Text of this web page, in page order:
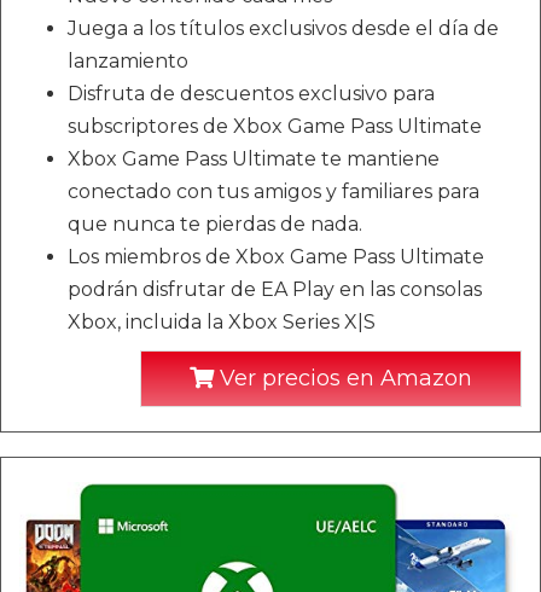
Juega a los títulos exclusivos desde el día de
lanzamiento
Disfruta de descuentos exclusivo para
subscriptores de Xbox Game Pass Ultimate
Xbox Game Pass Ultimate te mantiene
conectado con tus amigos y familiares para
que nunca te pierdas de nada.
Los miembros de Xbox Game Pass Ultimate
podrán disfrutar de EA Play en las consolas
Xbox, incluida la Xbox Series X|S
Ver precios en Amazon